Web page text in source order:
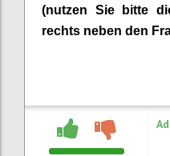
(nutzen Sie bitte
rechts neben den